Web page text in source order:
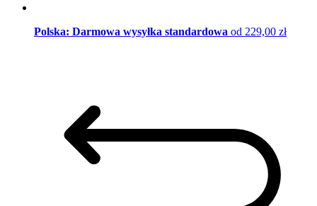
Polska: Darmowa wysyłka standardowa od 229,00 zł